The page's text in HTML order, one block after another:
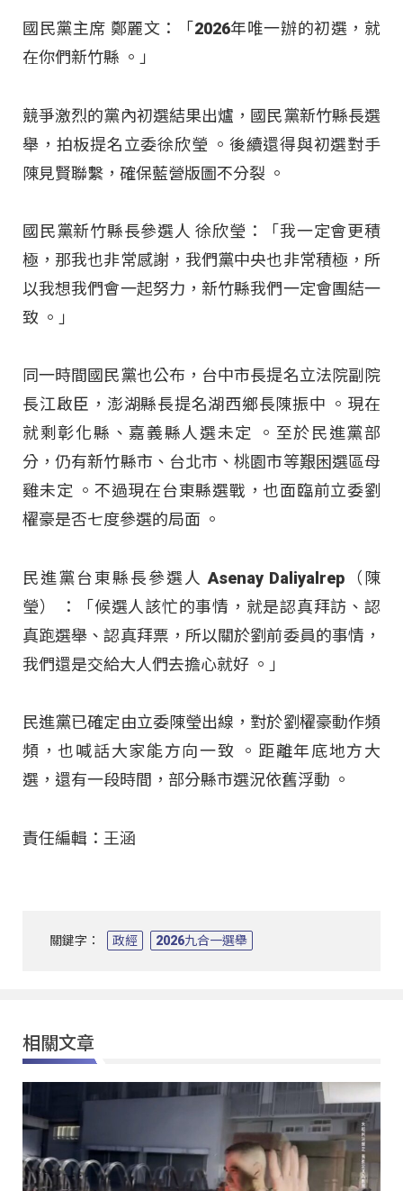
國民黨主席 鄭麗文：「2026年唯一辦的初選，就
在你們新竹縣 。」
競爭激烈的黨內初選結果出爐，國民黨新竹縣長選
舉，拍板提名立委徐欣瑩 。後續還得與初選對手
陳見賢聯繫，確保藍營版圖不分裂 。
國民黨新竹縣長參選人 徐欣瑩：「我一定會更積
極，那我也非常感謝，我們黨中央也非常積極，所
以我想我們會一起努力，新竹縣我們一定會團結一
致 。」
同一時間國民黨也公布，台中市長提名立法院副院
長江啟臣，澎湖縣長提名湖西鄉長陳振中 。現在
就剩彰化縣、嘉義縣人選未定
。至於民進黨部
分，仍有新竹縣市、台北市、桃園市等艱困選區母
雞未定 。不過現在台東縣選戰，也面臨前立委劉
櫂豪是否七度參選的局面 。
民進黨台東縣長參選人 Asenay Daliyalrep（陳
瑩） ：「候選人該忙的事情，就是認真拜訪、認
真跑選舉、認真拜票，所以關於劉前委員的事情，
我們還是交給大人們去擔心就好 。」
民進黨已確定由立委陳瑩出線，對於劉櫂豪動作頻
頻，也喊話大家能方向一致
。距離年底地方大
選，還有一段時間，部分縣市選況依舊浮動 。
責任編輯：王涵
關鍵字： 政經 2026九合一選舉
相關文章